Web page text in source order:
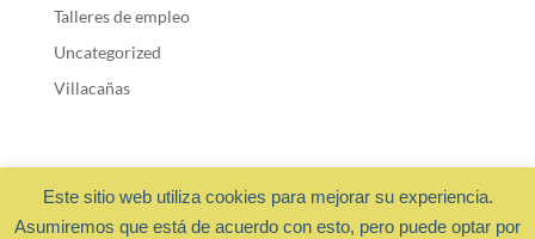
Talleres de empleo
Uncategorized
Villacañas
Este sitio web utiliza cookies para mejorar su experiencia.
Asumiremos que está de acuerdo con esto, pero puede optar por